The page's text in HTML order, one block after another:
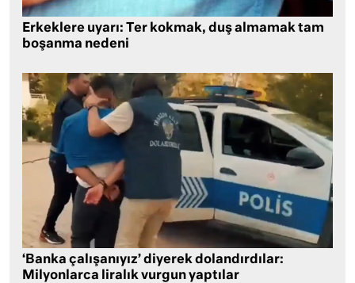
Erkeklere uyarı: Ter kokmak, duş almamak tam
boşanma nedeni
‘Banka çalışanıyız’ diyerek dolandırdılar:
Milyonlarca liralık vurgun yaptılar